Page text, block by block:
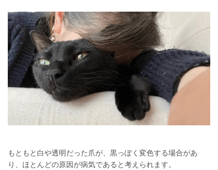
もともと白や透明だった爪が、黒っぽく変色する場合があ
り、ほとんどの原因が病気であると考えられます。